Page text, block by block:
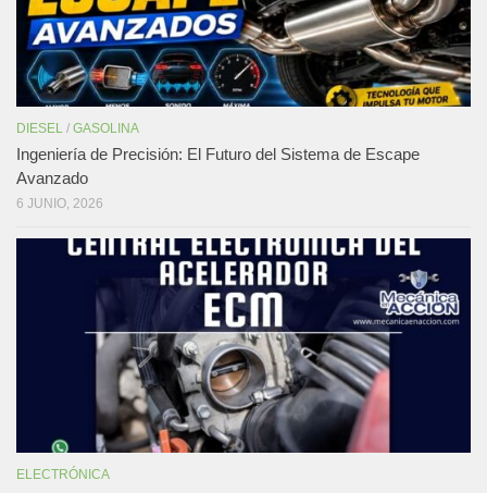
DIESEL / GASOLINA
Ingeniería de Precisión: El Futuro del Sistema de Escape
Avanzado
6 JUNIO, 2026
ELECTRÓNICA